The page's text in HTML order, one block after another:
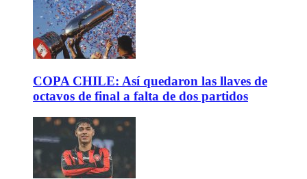
COPA CHILE: Así quedaron las llaves de
octavos de final a falta de dos partidos